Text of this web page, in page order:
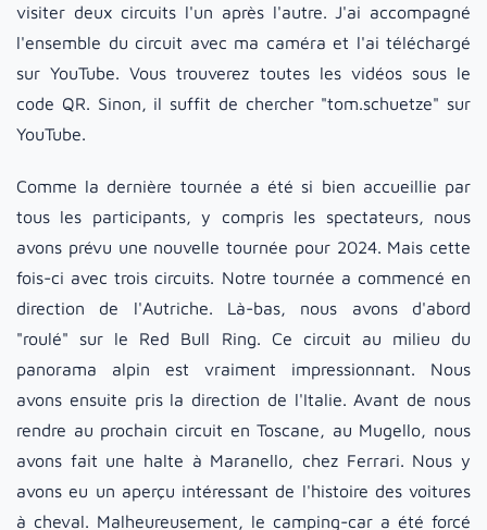
visiter deux circuits l'un après l'autre. J'ai accompagné
l'ensemble du circuit avec ma caméra et l'ai téléchargé
sur YouTube. Vous trouverez toutes les vidéos sous le
code QR. Sinon, il suffit de chercher "tom.schuetze" sur
YouTube.
Comme la dernière tournée a été si bien accueillie par
tous les participants, y compris les spectateurs, nous
avons prévu une nouvelle tournée pour 2024. Mais cette
fois-ci avec trois circuits. Notre tournée a commencé en
direction de l'Autriche. Là-bas, nous avons d'abord
"roulé" sur le Red Bull Ring. Ce circuit au milieu du
panorama alpin est vraiment impressionnant. Nous
avons ensuite pris la direction de l'Italie. Avant de nous
rendre au prochain circuit en Toscane, au Mugello, nous
avons fait une halte à Maranello, chez Ferrari. Nous y
avons eu un aperçu intéressant de l'histoire des voitures
à cheval. Malheureusement, le camping-car a été forcé